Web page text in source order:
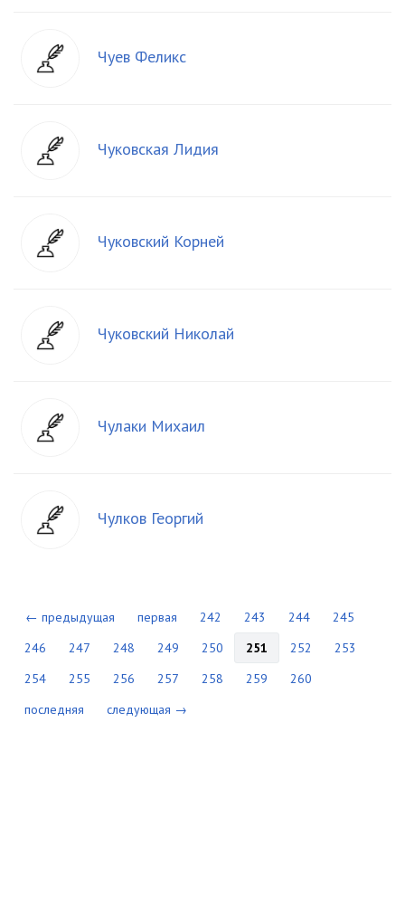
Чуев Феликс
Чуковская Лидия
Чуковский Корней
Чуковский Николай
Чулаки Михаил
Чулков Георгий
← предыдущая первая 242 243 244
245
246
247 248 249 250 251 252
253
254
255 256 257 258 259
260
последняя
следующая →